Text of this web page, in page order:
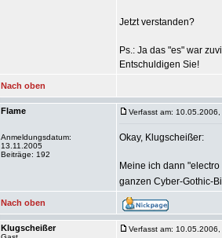
Jetzt verstanden?
Ps.: Ja das "es" war
Entschuldigen Sie!
Nach oben
Flame
Anmeldungsdatum:
13.11.2005
Beiträge: 192
Verfasst am:
Okay, Klugscheißer:
Meine ich dann
ganzen Cyber-Gothic-
Nach oben
Klugscheißer Verfasst am: